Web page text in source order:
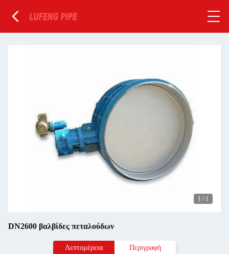
1 / 1
DN2600 βαλβίδες πεταλούδων
Λεπτομέρεια Περιγραφή